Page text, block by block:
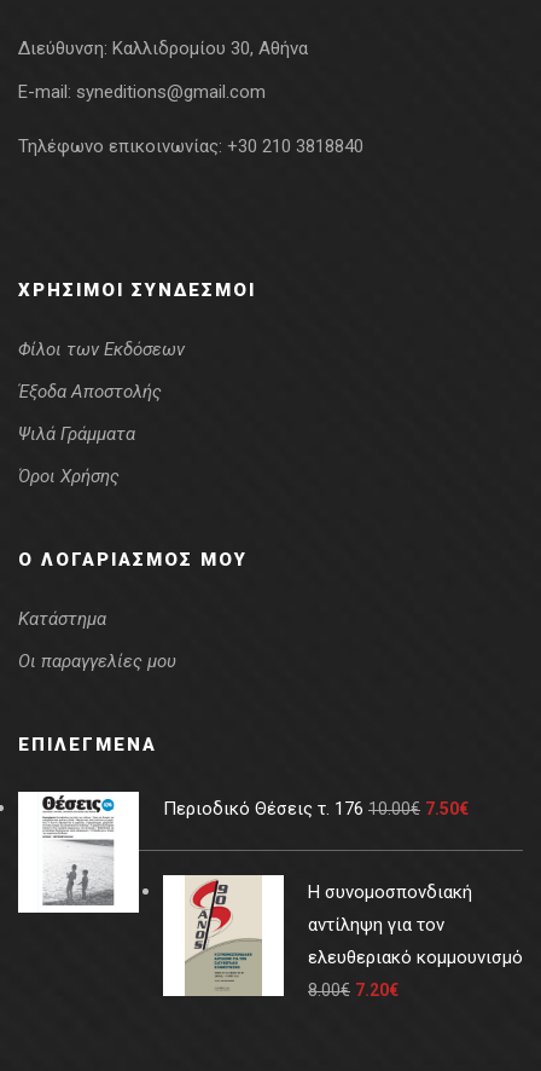
Διεύθυνση: Καλλιδρομίου 30, Αθήνα
E-mail: syneditions@gmail.com
Τηλέφωνο επικοινωνίας: +30 210 3818840
ΧΡΉΣΙΜΟΙ ΣΎΝΔΕΣΜΟΙ
Φίλοι των Εκδόσεων
Έξοδα Αποστολής
Ψιλά Γράμματα
Όροι Χρήσης
Ο ΛΟΓΑΡΙΑΣΜΌΣ ΜΟΥ
Κατάστημα
Οι παραγγελίες μου
ΕΠΙΛΕΓΜΈΝΑ
Περιοδικό Θέσεις τ. 176 10.00€ 7.50€
Η συνομοσπονδιακή
αντίληψη για τον
ελευθεριακό κομμουνισμό
8.00€ 7.20€